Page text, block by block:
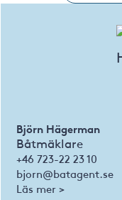
Björn Hägerman
Båtmäklare
+46 723-22 23 10
bjorn@batagent.se
Läs mer >